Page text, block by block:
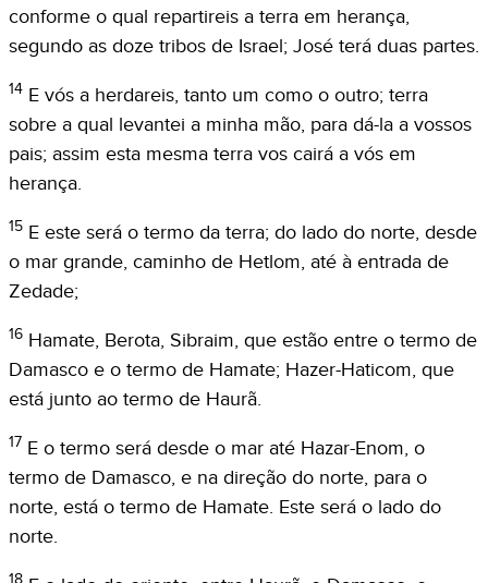
conforme o qual repartireis a terra em herança,
segundo as doze tribos de Israel; José terá duas partes.
14 E vós a herdareis, tanto um como o outro; terra
sobre a qual levantei a minha mão, para dá-la a vossos
pais; assim esta mesma terra vos cairá a vós em
herança.
15 E este será o termo da terra; do lado do norte, desde
o mar grande, caminho de Hetlom, até à entrada de
Zedade;
16 Hamate, Berota, Sibraim, que estão entre o termo de
Damasco e o termo de Hamate; Hazer-Haticom, que
está junto ao termo de Haurã.
17 E o termo será desde o mar até Hazar-Enom, o
termo de Damasco, e na direção do norte, para o
norte, está o termo de Hamate. Este será o lado do
norte.